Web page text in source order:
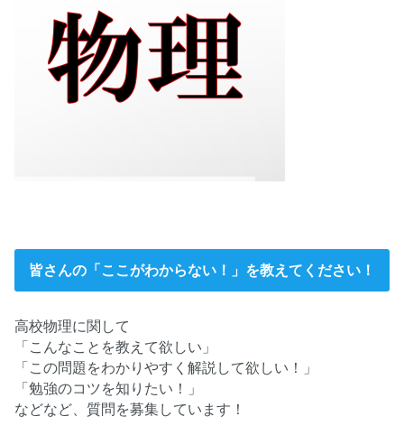
皆さんの「ここがわからない！」を教えてください！
高校物理に関して
「こんなことを教えて欲しい」
「この問題をわかりやすく解説して欲しい！」
「勉強のコツを知りたい！」
などなど、質問を募集しています！